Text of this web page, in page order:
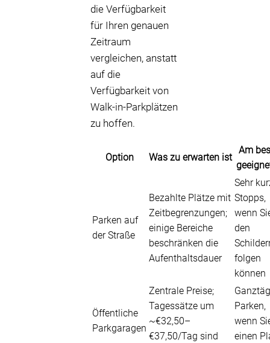
die Verfügbarkeit
für Ihren genauen
Zeitraum
vergleichen, anstatt
auf die
Verfügbarkeit von
Walk-in-Parkplätzen
zu hoffen.
Option Was zu erwarten ist
Am
Parken auf
der Straße
Bezahlte Plätze mit
Zeitbegrenzungen;
einige Bereiche
beschränken die
Aufenthaltsdauer
Sehr
Stopps,
wenn
den
folgen
können
Öffentliche
Parkgaragen
Zentrale Preise;
Tagessätze um
~€32,50–
€37,50/Tag sind
Parken,
wenn
einen